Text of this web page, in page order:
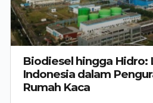
Biodiesel hingga Hidro:
Indonesia dalam
Rumah Kaca